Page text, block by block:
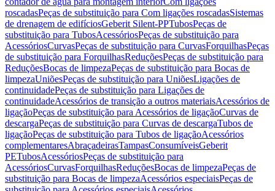
roscadasPeças de substituição para Com ligações roscadasSistemas
de drenagem de edifíciosGeberit Silent-PPTubosPeças de
substituição para TubosAcessóriosPeças de substituição para
AcessóriosCurvasPeças de substituição para CurvasForquilhasPeças
de substituição para ForquilhasReduçõesPeças de substituição para
ReduçõesBocas de limpezaPeças de substituição para Bocas de
limpezaUniõesPeças de substituição para UniõesLigações de
continuidadePeças de substituição para Ligações de
continuidadeAcessórios de transição a outros materiaisAcessórios de
ligaçãoPeças de substituição para Acessórios de ligaçãoCurvas de
descargaPeças de substituição para Curvas de descargaTubos de
ligaçãoPeças de substituição para Tubos de ligaçãoAcessórios
complementaresAbraçadeirasTampasConsumíveisGeberit
PETubosAcessóriosPeças de substituição para
AcessóriosCurvasForquilhasReduçõesBocas de limpezaPeças de
substituição para Bocas de limpezaAcessórios especiaisPeças de